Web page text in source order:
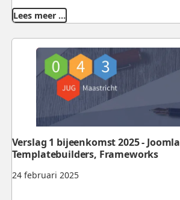
Lees meer …
24 februari 2025
Verslag 1 bijeenkomst 2025 -
Templatebuilders, Frameworks